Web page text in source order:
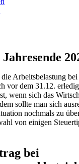
Arbeitsbelastung
vor dem 31.12.
wenn sich das
sollte man sich
nochmals zu
von einigen
bei